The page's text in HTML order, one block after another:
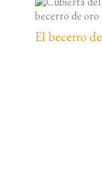
El becerro